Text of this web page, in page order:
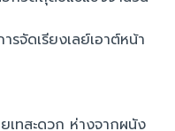
รจัดเรียงเลย์เอาต์หน้า
เทสะดวก ห่างจากผนัง